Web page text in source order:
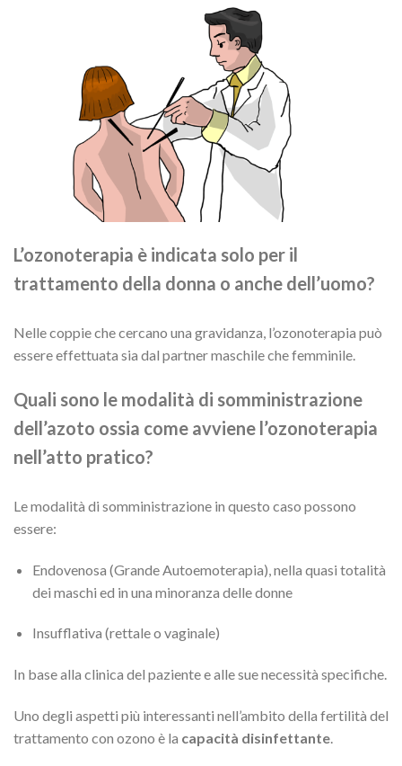
L’ozonoterapia è indicata solo per il
trattamento della donna o anche dell’uomo?
Nelle coppie che cercano una gravidanza, l’ozonoterapia può
essere effettuata sia dal partner maschile che femminile.
Quali sono le modalità di somministrazione
dell’azoto ossia come avviene l’ozonoterapia
nell’atto pratico?
Le modalità di somministrazione in questo caso possono
essere:
Endovenosa (Grande Autoemoterapia), nella quasi totalità
dei maschi ed in una minoranza delle donne
Insufflativa (rettale o vaginale)
In base alla clinica del paziente e alle sue necessità specifiche.
Uno degli aspetti più interessanti nell’ambito della fertilità del
trattamento con ozono è la capacità disinfettante.